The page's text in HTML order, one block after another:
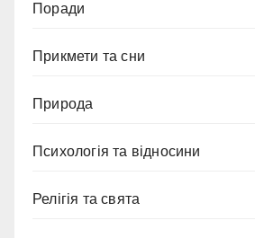
Поради
Прикмети та сни
Природа
Психологія та відносини
Релігія та свята